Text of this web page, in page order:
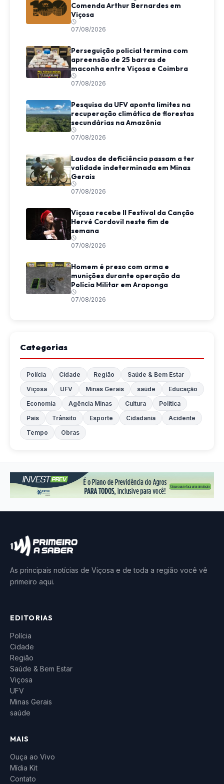
Comenda Arthur Bernardes em
Viçosa
07/08/2026
Perseguição policial termina com
apreensão de 25 barras de
maconha entre Viçosa e Coimbra
07/08/2026
Pesquisa da UFV aponta limites na
recuperação climática de florestas
secundárias na Amazônia
07/08/2026
Laudos de deficiência passam a ter
validade indeterminada em Minas
Gerais
07/08/2026
Viçosa recebe II Festival da Canção
Hervé Cordovil neste fim de
semana
07/08/2026
Homem é preso com arma e
munições durante operação da
Polícia Militar em Araponga
07/08/2026
Categorias
Polícia Cidade Região
Saúde & Bem Estar
Viçosa
UFV Minas Gerais saúde
Educação
Economia
Agência Minas Cultura
Política
País
Trânsito Esporte Cidadania
Acidente
Tempo
Obras
As principais notícias de Viçosa e de toda a região você vê
primeiro aqui.
EDITORIAS
Polícia
Cidade
Região
Saúde & Bem Estar
Viçosa
UFV
Minas Gerais
saúde
MAIS
Ouça ao Vivo
Mídia Kit
Contato